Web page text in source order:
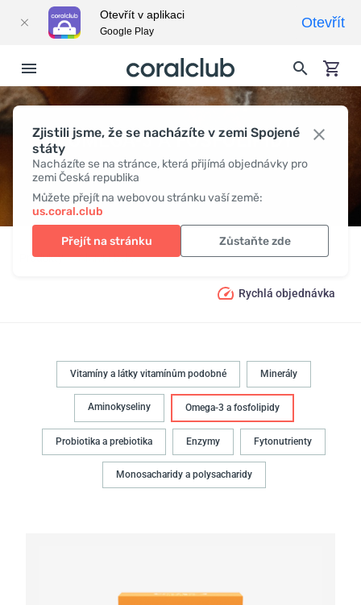
Zjistili jsme, že se nacházíte v zemi Spojené
státy
Nacházíte se na stránce, která přijímá objednávky pro
zemi Česká republika
Můžete přejít na webovou stránku vaší země:
us.coral.club
Přejít na stránku Zůstaňte zde
OMEGA-3 A FOSFOLIPIDY
Produkty Aktivní látky Omega-3 a fosfolipidy
Rychlá objednávka
Vitamíny a látky vitamínům podobné Minerály
Aminokyseliny Omega-3 a fosfolipidy
Probiotika a prebiotika Enzymy Fytonutrienty
Monosacharidy a polysacharidy
Otevřít v aplikaci
Google Play
Otevřít